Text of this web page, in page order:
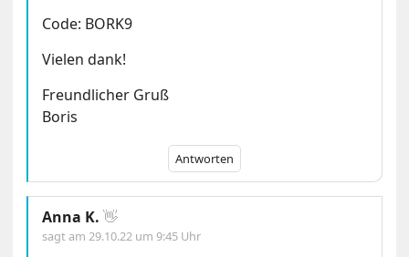
Code: BORK9
Vielen dank!
Freundlicher Gruß
Boris
Antworten
Anna K. 👋
sagt am29.10.22 um 9:45 Uhr